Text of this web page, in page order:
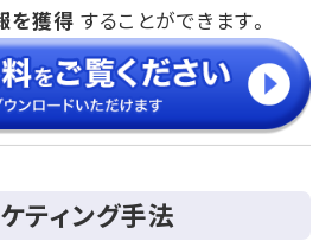
を獲得 することができます。
ティング手法